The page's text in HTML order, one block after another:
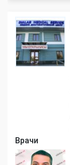
Врачи